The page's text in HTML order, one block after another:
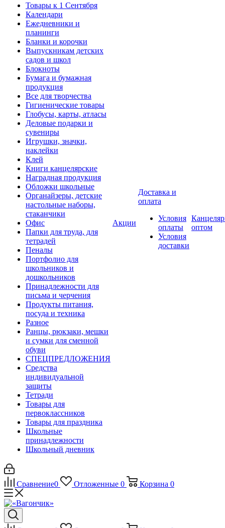
Товары к 1 Сентября
Календари
Ежедневники и
планинги
Бланки и корочки
Выпускникам детских
садов и школ
Блокноты
Бумага и бумажная
продукция
Все для творчества
Гигиенические товары
Глобусы, карты, атласы
Деловые подарки и
сувениры
Игрушки, значки,
наклейки
Клей
Книги канцелярские
Наградная продукция
Обложки школьные
Органайзеры, детские
настольные наборы,
стаканчики
Офис
Папки для труда, для
тетрадей
Пеналы
Портфолио для
школьников и
дошкольников
Принадлежности для
письма и черчения
Продукты питания,
посуда и техника
Разное
Ранцы, рюкзаки, мешки
и сумки для сменной
обуви
СПЕЦПРЕДЛОЖЕНИЯ
Средства
индивидуальной
защиты
Тетради
Товары для
первоклассников
Товары для праздника
Школьные
принадлежности
Школьный дневник
Акции
Доставка и
оплата
Условия
оплаты
Условия
доставки
оптом
Сравнение0 Отложенные 0 Корзина 0